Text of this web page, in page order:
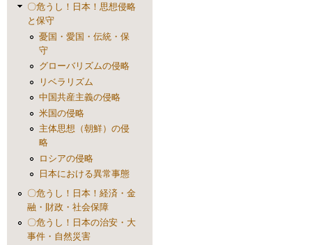
〇危うし！日本！思想侵略
と保守
憂国・愛国・伝統・保
守
グローバリズムの侵略
リベラリズム
中国共産主義の侵略
米国の侵略
主体思想（朝鮮）の侵
略
ロシアの侵略
日本における異常事態
〇危うし！日本！経済・金
融・財政・社会保障
〇危うし！日本の治安・大
事件・自然災害